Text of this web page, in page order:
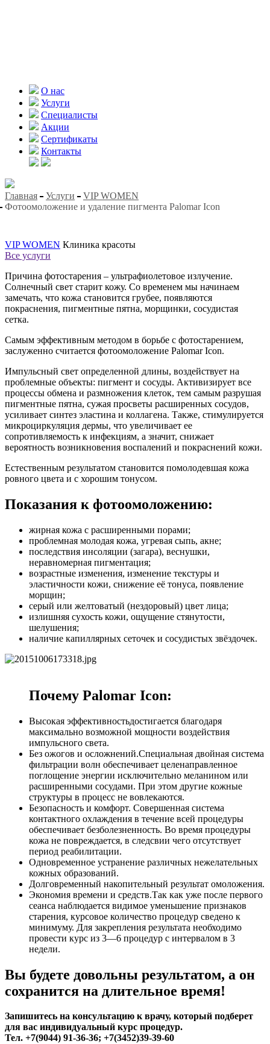
О нас
Услуги
Специалисты
Акции
Сертификаты
Контакты
Главная Услуги
VIP WOMEN
Фотоомоложение и удаление пигмента Palomar Icon
VIP WOMEN Клиника красоты
Все услуги
Причина фотостарения – ультрафиолетовое излучение.
Солнечный свет старит кожу. Со временем мы начинаем
замечать, что кожа становится грубее, появляются
покраснения, пигментные пятна, морщинки, сосудистая
сетка.
Самым эффективным методом в борьбе с фотостарением,
заслуженно считается фотоомоложение Palomar Icon.
Импульсный свет определенной длины, воздействует на
проблемные объекты: пигмент и сосуды. Активизирует все
процессы обмена и размножения клеток, тем самым разрушая
пигментные пятна, сужая просветы расширенных сосудов,
усиливает синтез эластина и коллагена. Также, стимулируется
микроциркуляция дермы, что увеличивает ее
сопротивляемость к инфекциям, а значит, снижает
вероятность возникновения воспалений и покраснений кожи.
Естественным результатом становится помолодевшая кожа
ровного цвета и с хорошим тонусом.
Показания к фотоомоложению:
жирная кожа с расширенными порами;
проблемная молодая кожа, угревая сыпь, акне;
последствия инсоляции (загара), веснушки,
неравномерная пигментация;
возрастные изменения, изменение текстуры и
эластичности кожи, снижение её тонуса, появление
морщин;
серый или желтоватый (нездоровый) цвет лица;
излишняя сухость кожи, ощущение стянутости,
шелушения;
наличие капиллярных сеточек и сосудистых звёздочек.
Почему Palomar Icon:
Высокая эффективностьдостигается благодаря
максимально возможной мощности воздействия
импульсного света.
Без ожогов и осложнений.Специальная двойная система
фильтрации волн обеспечивает целенаправленное
поглощение энергии исключительно меланином или
расширенными сосудами. При этом другие кожные
структуры в процесс не вовлекаются.
Безопасность и комфорт. Совершенная система
контактного охлаждения в течение всей процедуры
обеспечивает безболезненность. Во время процедуры
кожа не повреждается, в следсвии чего отсутствует
период реабилитации.
Одновременное устранение различных нежелательных
кожных образований.
Долговременный накопительный результат омоложения.
Экономия времени и средств.Так как уже после первого
сеанса наблюдается видимое уменьшение признаков
старения, курсовое количество процедур сведено к
минимуму. Для закрепления результата необходимо
провести курс из 3—6 процедур с интервалом в 3
недели.
Вы будете довольны результатом, а он
сохранится на длительное время!
Запишитесь на консультацию к врачу, который подберет
для вас индивидуальный курс процедур.
Тел. +7(9044) 91-36-36; +7(3452)39-39-60